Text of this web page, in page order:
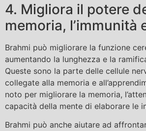
4. Migliora il potere
memoria, l’immunità
Brahmi può migliorare la funzione
aumentando la lunghezza e la
Queste sono la parte delle cellule
collegate alla memoria e
noto per migliorare la memoria,
capacità della mente di elaborare le
Brahmi può anche aiutare ad